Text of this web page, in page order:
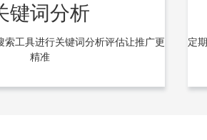
键词分析
索工具进行关键词分析评估让推广更
精准
定